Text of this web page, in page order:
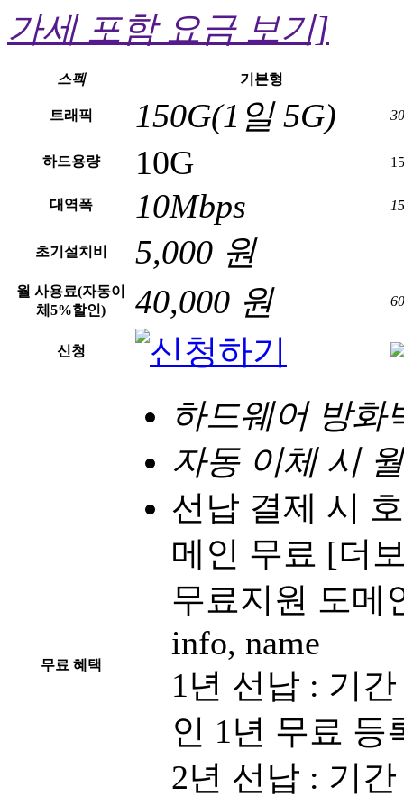
가세 포함 요금 보기]
스펙 기본형
트래픽 150G(1일 5G)
하드용량 10G
대역폭 10Mbps
초기설치비 5,000 원
월 사용료(자동이
체5%할인)
40,000 원
신청
무료 혜택
하드웨어 방화
자동 이체 시
선납 결제 시
메인 무료 [더
무료지원 도메
info, name
1년 선납 : 기
인 1년 무료 등
2년 선납 : 기